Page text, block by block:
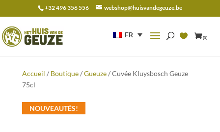
+32 496 356 556 webshop@huisvandegeuze.be
FR (0)
pour :
Accueil / Boutique/Gueuze/ Cuvée Kluysbosch Geuze
75cl
NOUVEAUTÉS!